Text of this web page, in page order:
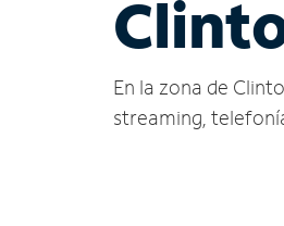
En la zona de
streaming,